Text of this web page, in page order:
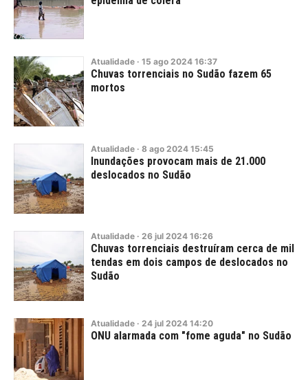
Atualidade · 15 ago 2024 16:37
Chuvas torrenciais no Sudão fazem 65
mortos
Atualidade · 8 ago 2024 15:45
Inundações provocam mais de 21.000
deslocados no Sudão
Atualidade · 26 jul 2024 16:26
Chuvas torrenciais destruíram cerca de mil
tendas em dois campos de deslocados no
Sudão
Atualidade · 24 jul 2024 14:20
ONU alarmada com "fome aguda" no Sudão